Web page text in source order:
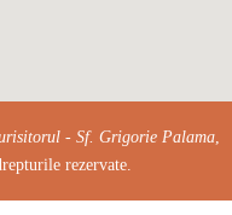
- Sf. Grigorie Palama
rezervate.